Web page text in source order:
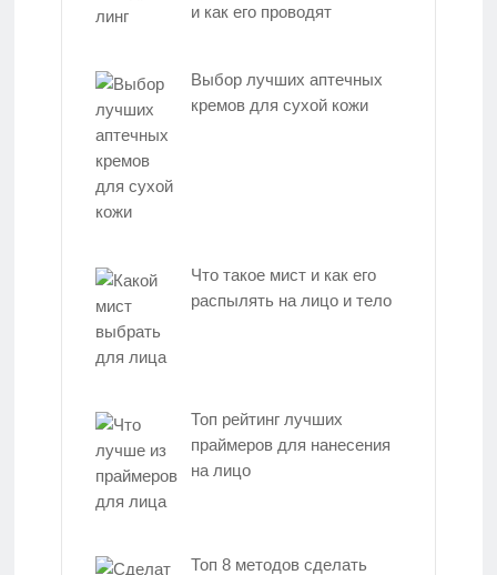
и как его проводят
Выбор лучших аптечных
кремов для сухой кожи
Что такое мист и как его
распылять на лицо и тело
Топ рейтинг лучших
праймеров для нанесения
на лицо
Топ 8 методов сделать